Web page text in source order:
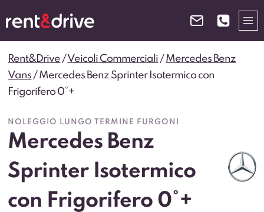
al
contenuto
Rent&Drive /Veicoli Commerciali /Mercedes Benz
Vans /Mercedes Benz Sprinter Isotermico con
Frigorifero 0°+
NOLEGGIO LUNGO TERMINE FURGONI
Mercedes Benz
Sprinter Isotermico
con Frigorifero 0°+